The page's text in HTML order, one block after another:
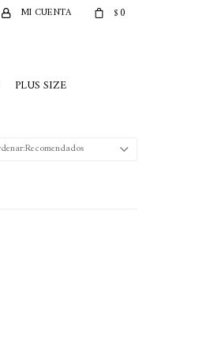
PLUS SIZE
$0
Recomendados